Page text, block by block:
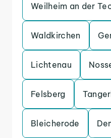
Weilheim an der
Waldkirchen
Lichtenau
Felsberg
Bleicherode